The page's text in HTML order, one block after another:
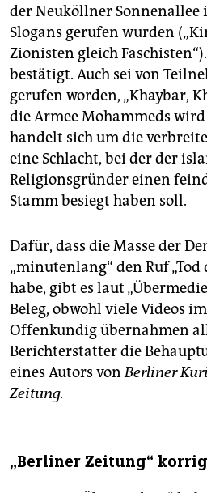
der Neuköllner
Slogans gerufen wurden
Zionisten gleich
bestätigt. Auch sei von
gerufen worden, „Khaybar,
die Armee Mohammeds wird
handelt sich um die
eine Schlacht, bei der der
Religionsgründer einen
Stamm besiegt haben soll.
Dafür, dass die Masse der
„minutenlang“ den Ruf
habe, gibt es laut
Beleg, obwohl viele Videos
Offenkundig übernahmen
Berichterstatter die
eines Autors vonBerliner
Zeitung.
„Berliner Zeitung“